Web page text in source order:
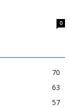
0
70
63
57